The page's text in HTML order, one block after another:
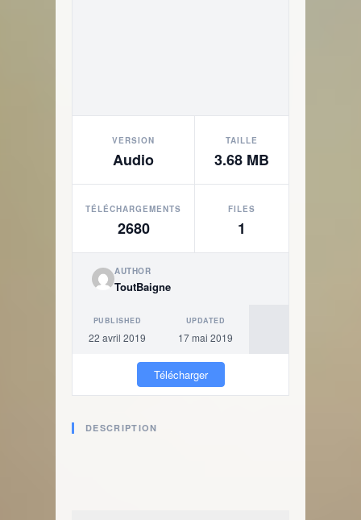
VERSION
Audio
TAILLE
3.68 MB
TÉLÉCHARGEMENTS
2680
FILES
1
AUTHOR
ToutBaigne
PUBLISHED
22 avril 2019
UPDATED
17 mai 2019
Télécharger
DESCRIPTION